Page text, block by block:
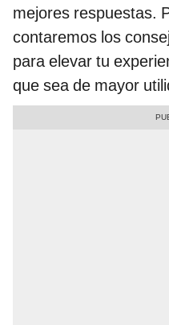
mejores respuestas.
contaremos los
para elevar tu
que sea de mayor